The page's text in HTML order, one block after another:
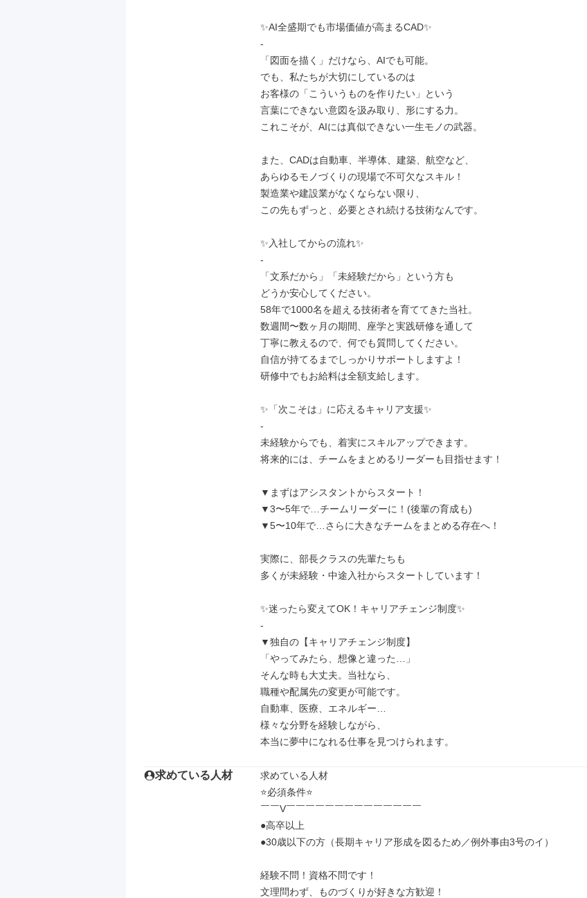
✨AI全盛期でも市場価値が高まるCAD✨
-
「図面を描く」だけなら、AIでも可能。
でも、私たちが大切にしているのは
お客様の「こういうものを作りたい」という
言葉にできない意図を汲み取り、形にする力。
これこそが、AIには真似できない一生モノの武器。
また、CADは自動車、半導体、建築、航空など、
あらゆるモノづくりの現場で不可欠なスキル！
製造業や建設業がなくならない限り、
この先もずっと、必要とされ続ける技術なんです。
✨入社してからの流れ✨
-
「文系だから」「未経験だから」という方も
どうか安心してください。
58年で1000名を超える技術者を育ててきた当社。
数週間〜数ヶ月の期間、座学と実践研修を通して
丁寧に教えるので、何でも質問してください。
自信が持てるまでしっかりサポートしますよ！
研修中でもお給料は全額支給します。
✨「次こそは」に応えるキャリア支援✨
-
未経験からでも、着実にスキルアップできます。
将来的には、チームをまとめるリーダーも目指せます！
▼まずはアシスタントからスタート！
▼3〜5年で…チームリーダーに！(後輩の育成も)
▼5〜10年で…さらに大きなチームをまとめる存在へ！
実際に、部長クラスの先輩たちも
多くが未経験・中途入社からスタートしています！
✨迷ったら変えてOK！キャリアチェンジ制度✨
-
▼独自の【キャリアチェンジ制度】
「やってみたら、想像と違った…」
そんな時も大丈夫。当社なら、
職種や配属先の変更が可能です。
自動車、医療、エネルギー…
様々な分野を経験しながら、
本当に夢中になれる仕事を見つけられます。
求めている人材
求めている人材
⭐必須条件⭐
￣￣V￣￣￣￣￣￣￣￣￣￣￣￣￣￣
●高卒以上
●30歳以下の方（長期キャリア形成を図るため／例外事由3号のイ）
経験不問！資格不問です！
文理問わず、ものづくりが好きな方歓迎！